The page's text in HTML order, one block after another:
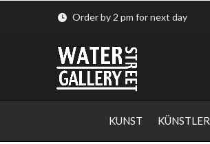
KUNST KÜNSTLER
Order by 2 pm for next day